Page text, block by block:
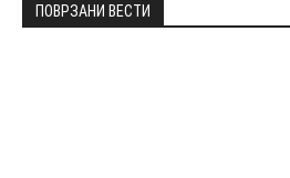
ПОВРЗАНИ ВЕСТИ